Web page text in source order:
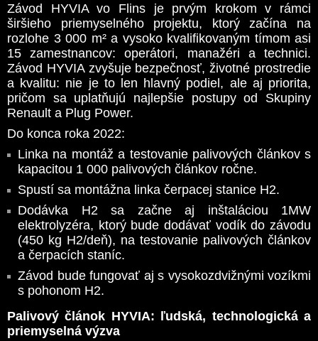
Závod HYVIA vo Flins je prvým krokom v rámci
širšieho priemyselného projektu, ktorý začína na
rozlohe 3 000 m² a vysoko kvalifikovaným tímom asi
15 zamestnancov: operátori, manažéri a technici.
Závod HYVIA zvyšuje bezpečnosť, životné prostredie
a kvalitu: nie je to len hlavný podiel, ale aj priorita,
pričom sa uplatňujú najlepšie postupy od Skupiny
Renault a Plug Power.
Do konca roka 2022:
Linka na montáž a testovanie palivových článkov s
kapacitou 1 000 palivových článkov ročne.
Spustí sa montážna linka čerpacej stanice H2.
Dodávka H2 sa začne aj inštaláciou 1MW
elektrolyzéra, ktorý bude dodávať vodík do závodu
(450 kg H2/deň), na testovanie palivových článkov
a čerpacích staníc.
Závod bude fungovať aj s vysokozdvižnými vozíkmi
s pohonom H2.
Palivový článok HYVIA: ľudská, technologická a
priemyselná výzva